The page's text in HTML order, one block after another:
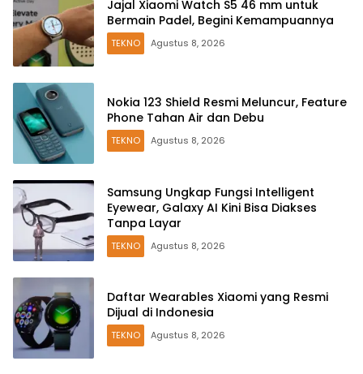
Jajal Xiaomi Watch S5 46 mm untuk
Bermain Padel, Begini Kemampuannya
TEKNO Agustus 8, 2026
Nokia 123 Shield Resmi Meluncur, Feature
Phone Tahan Air dan Debu
TEKNO Agustus 8, 2026
Samsung Ungkap Fungsi Intelligent
Eyewear, Galaxy AI Kini Bisa Diakses
Tanpa Layar
TEKNO Agustus 8, 2026
Daftar Wearables Xiaomi yang Resmi
Dijual di Indonesia
TEKNO Agustus 8, 2026